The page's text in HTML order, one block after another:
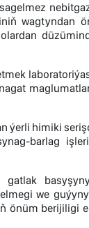
wagtyndan
ýerli himiki
barlag
we
önüm berijiligi